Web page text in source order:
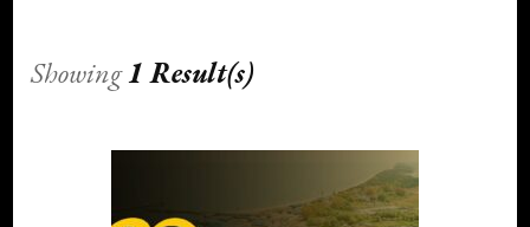
Showing1 Result(s)